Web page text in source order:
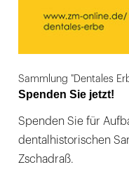
Sammlung "Dentales
Spenden Sie jetzt!
Spenden Sie für
dentalhistorischen
Zschadraß.